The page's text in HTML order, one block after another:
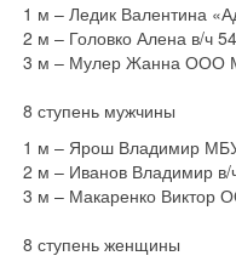
1 м – Ледик Валентина
2 м – Головко Алена в/ч
3 м – Мулер Жанна ООО
8 ступень мужчины
1 м – Ярош Владимир
2 м – Иванов Владимир в/
3 м – Макаренко Виктор
8 ступень женщины